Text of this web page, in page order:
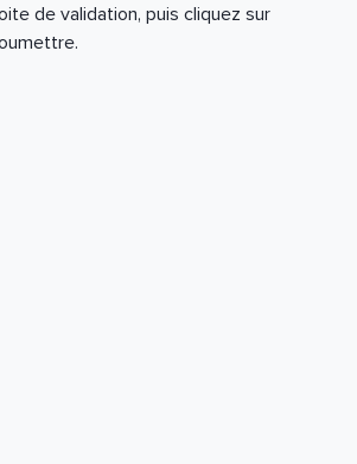
de validation, puis cliquez sur